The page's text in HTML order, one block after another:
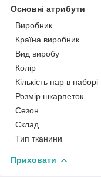
Основні атрибути
Виробник
Країна виробник
Вид виробу
Колір
Кількість пар в наборі
Розмір шкарпеток
Сезон
Склад
Тип тканини
Приховати